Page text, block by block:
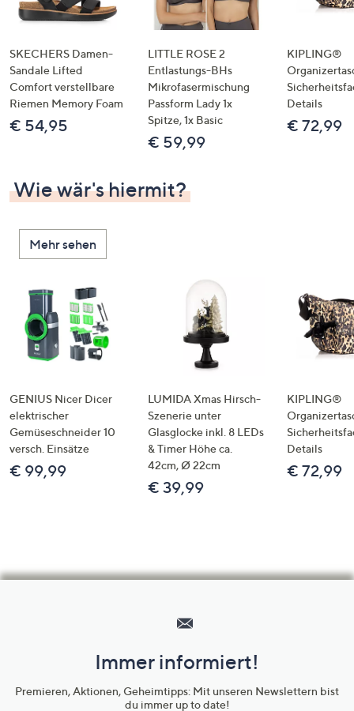
SKECHERS Damen-
Sandale Lifted
Comfort verstellbare
Riemen Memory Foam
€ 54,95
LITTLE ROSE 2
Entlastungs-BHs
Mikrofasermischung
Passform Lady 1x
Spitze, 1x Basic
€ 59,99
KIPLING®
Details
€ 72,99
Wie wär's hiermit?
Mehr sehen
GENIUS Nicer Dicer
elektrischer
Gemüseschneider 10
versch. Einsätze
€ 99,99
LUMIDA Xmas Hirsch-
Szenerie unter
Glasglocke inkl. 8 LEDs
& Timer Höhe ca.
42cm, Ø 22cm
€ 39,99
KIPLING®
Details
€ 72,99
Unternehmensinformationen
Immer informiert!
Premieren, Aktionen, Geheimtipps: Mit unseren Newslettern bist
du immer up to date!